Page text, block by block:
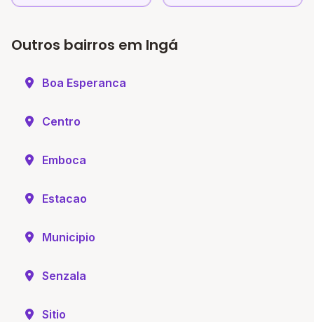
Outros bairros em Ingá
Boa Esperanca
Centro
Emboca
Estacao
Municipio
Senzala
Sitio